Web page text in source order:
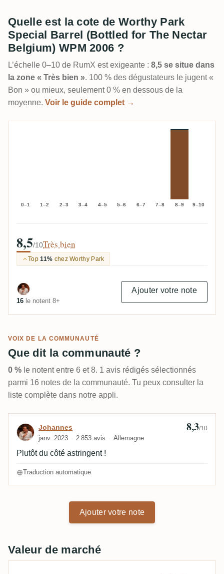
Quelle est la cote de Worthy Park
Special Barrel (Bottled for The Nectar
Belgium) WPM 2006 ?
L’échelle 0–10 de RumX est exigeante : 8,5 se situe dans
la zone « Très bien ». 100 % des dégustateurs le jugent «
Bon » ou mieux, seulement 0 % en dessous de la
moyenne. Voir le guide complet →
0–1 1–2 2–3 3–4 4–5 5–6 6–7 7–8 8–9 9–10
8,5/10Très bien
Top11% chez Worthy Park
16 le notent 8+
Ajouter votre note
VOIX DE LA COMMUNAUTÉ
Que dit la communauté ?
0 % le notent entre 6 et 8. 1 avis rédigés sélectionnés
parmi 16 notes de la communauté. Tu peux consulter la
liste complète dans notre appli.
Avis de Johannes
Johannes
janv. 2023 2 853 avis Allemagne
8,3/10
Plutôt du côté astringent !
Traduction automatique
Ajouter votre note
Valeur de marché